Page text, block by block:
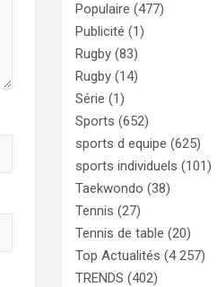
Populaire (477)
Publicité (1)
Rugby (83)
Rugby (14)
Série (1)
Sports (652)
sports d equipe (625)
sports individuels (101)
Taekwondo (38)
Tennis (27)
Tennis de table (20)
Top Actualités (4 257)
TRENDS (402)